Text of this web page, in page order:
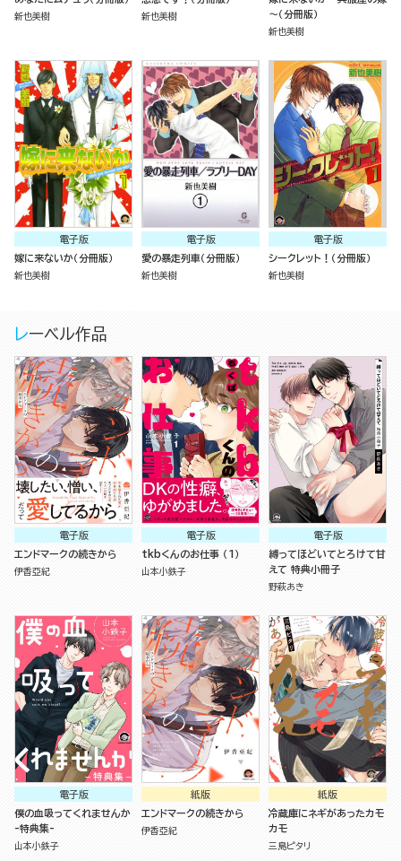
新也美樹 新也美樹
～（分冊版）
新也美樹
電子版
嫁に来ないか（分冊版）
新也美樹
電子版
愛の暴走列車（分冊版）
新也美樹
電子版
シークレット！（分冊版）
新也美樹
レーベル作品
電子版
エンドマークの続きから
伊香亞紀
電子版
tkbくんのお仕事 （1）
山本小鉄子
電子版
縛ってほどいてとろけて甘
えて 特典小冊子
野萩あき
電子版
僕の血吸ってくれませんか
-特典集-
山本小鉄子
紙版
エンドマークの続きから
伊香亞紀
紙版
冷蔵庫にネギがあったカモ
カモ
三島ピタリ